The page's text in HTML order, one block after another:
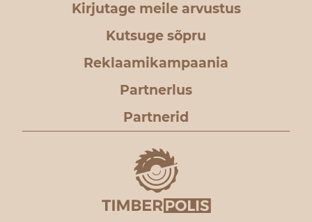
Kirjutage meile arvustus
Kutsuge sõpru
Reklaamikampaania
Partnerlus
Partnerid